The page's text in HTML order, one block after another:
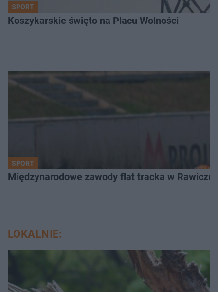
SPORT
Koszykarskie święto na Placu Wolności
SPORT
Międzynarodowe zawody flat tracka w
LOKALNIE: